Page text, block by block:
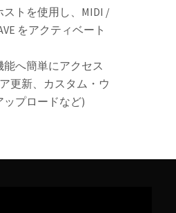
ストを使用し、MIDI /
をアクティベート
能へ簡単にアクセス
更新、カスタム・ウ
ップロードなど)